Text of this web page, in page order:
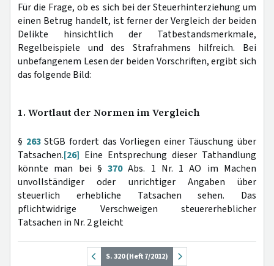
Für die Frage, ob es sich bei der Steuerhinterziehung um
einen Betrug handelt, ist ferner der Vergleich der beiden
Delikte hinsichtlich der Tatbestandsmerkmale,
Regelbeispiele und des Strafrahmens hilfreich. Bei
unbefangenem Lesen der beiden Vorschriften, ergibt sich
das folgende Bild:
1. Wortlaut der Normen im Vergleich
§ 263StGB fordert das Vorliegen einer Täuschung über
Tatsachen.[26] Eine Entsprechung dieser Tathandlung
könnte man bei §370Abs. 1 Nr. 1 AO im Machen
unvollständiger oder unrichtiger Angaben über
steuerlich erhebliche Tatsachen sehen. Das
pflichtwidrige Verschweigen steuererheblicher
Tatsachen in Nr. 2 gleicht
S. 320 (Heft 7/2012)